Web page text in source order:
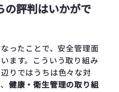
の評判はいかがで
ったことで、安全管理面
ます。こういう取り組み
りではうちは色々な対
健康・衛生管理の取り組